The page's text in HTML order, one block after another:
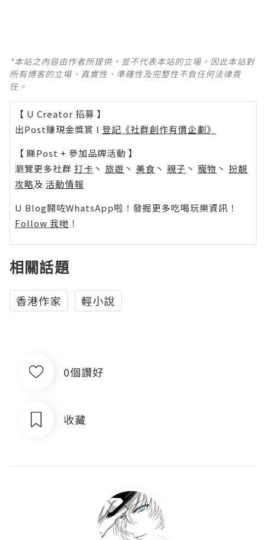
*本站之內容由作者所提供，並不代表本站的立場。因此本站對
所有博客的立場、真實性、準確性及完整性不負任何法律責
任。
【 U Creator 招募 】
出Post賺現金獎賞 l 登記《社群創作有價企劃》
【 睇Post + 參加品牌活動 】
瀏覽更多社群 打卡 丶 旅遊 丶 美食 丶 親子 丶 寵物 丶 扮靚
攻略及 活動情報
U Blog開咗WhatsApp啦！發掘更多吃喝玩樂資訊！
Follow 我哋 ！
相關話題
香港作家 輕小說
0個讚好
收藏